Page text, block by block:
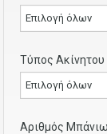
Επιλογή όλων
Τύπος Ακίνητου
Επιλογή όλων
Αριθμός